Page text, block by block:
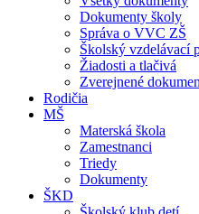
Dokumenty školy
Správa o VVC ZŠ
Školský vzdelávací
Žiadosti a tlačivá
Zverejnené
Rodičia
MŠ
Materská škola
Zamestnanci
Triedy
Dokumenty
ŠKD